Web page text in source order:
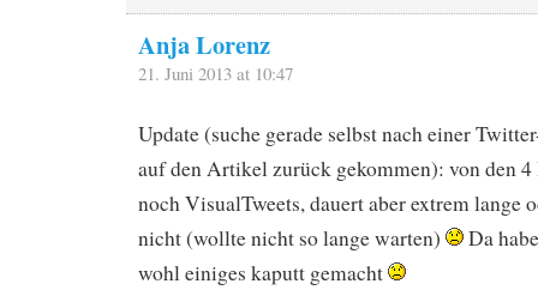
Anja Lorenz
21. Juni 2013 at 10:47
Update (suche gerade selbst nach einer
auf den Artikel zurück gekommen): von den 4
noch VisualTweets, dauert aber extrem lange
nicht (wollte nicht so lange warten)
Da
wohl einiges kaputt gemacht